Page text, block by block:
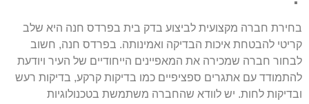
בחירת חברה מקצועית לביצוע בדק בית בפרדס חנה היא שלב
קריטי להבטחת איכות הבדיקה ואמינותה. בפרדס חנה, חשוב
לבחור חברה שמכירה את המאפיינים הייחודיים של העיר ויודעת
להתמודד עם אתגרים ספציפיים כמו בדיקות קרקע, בדיקות רעש
ובדיקות לחות. יש לוודא שהחברה משתמשת בטכנולוגיות